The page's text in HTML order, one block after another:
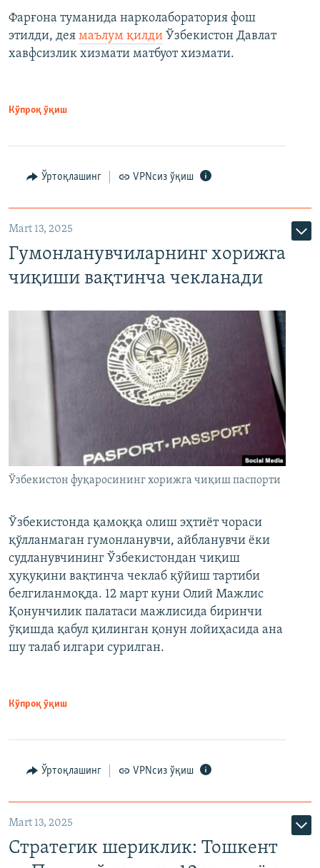
Фарғона туманида нарколаборатория фош
этилди, дея маълум қилди Ўзбекистон Давлат
хавфсизлик хизмати матбуот хизмати.
Кўпроқ ўқиш
Ўртоқлашинг VPNсиз ўқиш
Mart 13, 2025
Гумонланувчиларнинг хорижга
чиқиши вақтинча чекланади
Ўзбекистон фуқаросининг хорижга чиқиш паспорти
Ўзбекистонда қамоққа олиш эҳтиёт чораси
қўлланмаган гумонланувчи, айбланувчи ёки
судланувчининг Ўзбекистондан чиқиш
ҳуқуқини вақтинча чеклаб қўйиш тартиби
белгиланмоқда. 12 март куни Олий Мажлис
Қонунчилик палатаси мажлисида биринчи
ўқишда қабул қилинган қонун лойиҳасида ана
шу талаб илгари сурилган.
Кўпроқ ўқиш
Ўртоқлашинг VPNсиз ўқиш
Mart 13, 2025
Стратегик шериклик: Тошкент